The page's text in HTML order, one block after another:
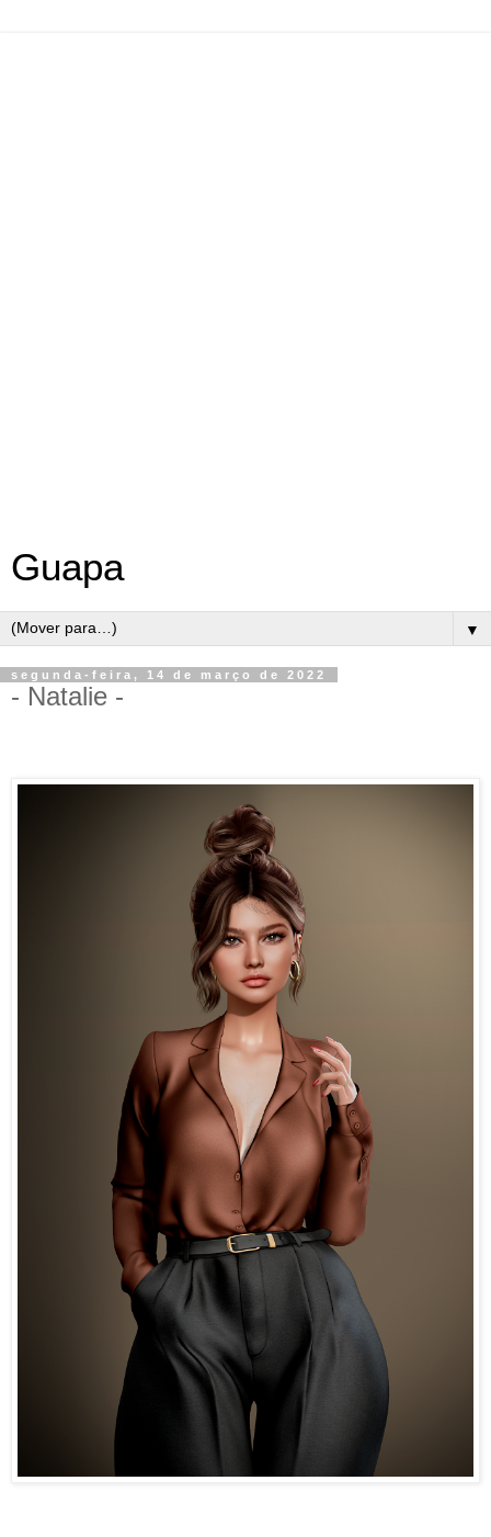
Guapa
▼
segunda-feira, 14 de março de 2022
- Natalie -